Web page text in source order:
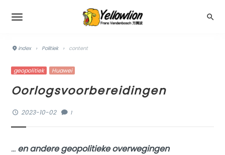
index › Politiek › content
geopolitiek Huawei
Oorlogsvoorbereidingen
2023-10-02 1
… en andere geopolitieke overwegingen